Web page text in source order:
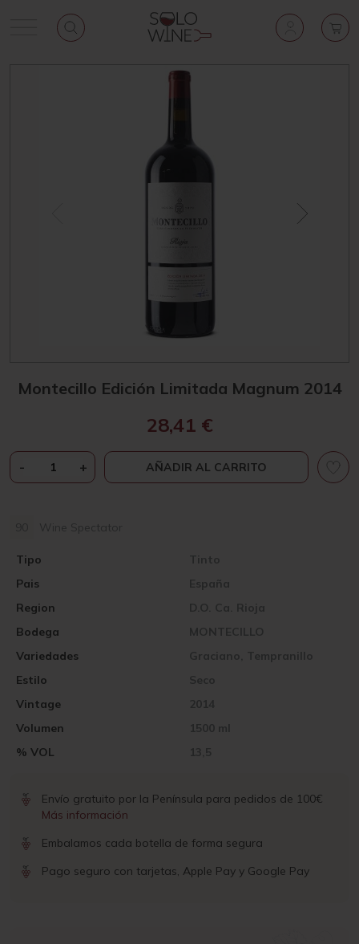
Montecillo Edición Limitada Magnum 2014
Wine Spectator
Pais España
Vintage 2014
Region D.O. Ca. Rioja
Volumen 1500 ml
Bodega MONTECILLO
% VOL 13,5
Variedades Graciano, Tempranillo
Tipo Tinto
Estilo Seco
28,41 €
-MONTECILLO
EDICIÓN
2014
+ AÑADIR AL CARRITO
Envío gratuito por la Península para pedidos de 100€
Más información
Embalamos cada botella de forma segura
Pago seguro con tarjetas, Apple Pay y Google Pay